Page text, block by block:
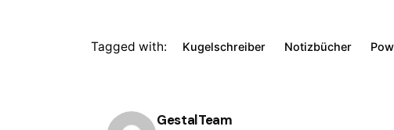
Tagged with: Kugelschreiber Notizbücher
GestalTeam